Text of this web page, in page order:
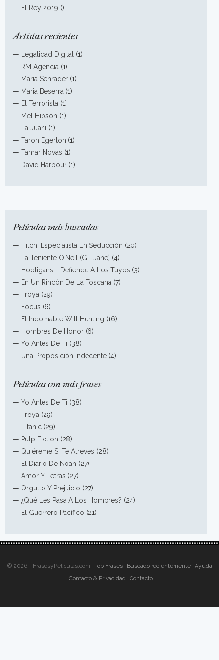
— El Rey 2019 ()
Artistas recientes
— Legalidad Digital
(1)
— RM Agencia (1)
— Maria Schrader (1)
— Maria Beserra (1)
— El Terrorista (1)
— Mel Hibson (1)
—
La Juani (1)
—Taron Egerton (1)
—Tamar Novas (1)
— David Harbour (1)
Películas más buscadas
— Hitch: Especialista En Seducción (20)
—
La Teniente O'Neil (G.I. Jane) (4)
— Hooligans - Defiende A Los Tuyos (3)
— En Un Rincón De La Toscana (7)
—Troya (29)
— Focus (6)
— El Indomable Will Hunting (16)
— Hombres De Honor (6)
—Yo Antes De Ti (38)
— Una Proposición Indecente (4)
Películas con más frases
—Yo Antes De Ti (38)
—Troya (29)
—Titanic (29)
— Pulp Fiction (28)
— Quiéreme Si Te Atreves (28)
— El Diario De Noah (27)
—Amor Y Letras (27)
— Orgullo Y Prejuicio (27)
—¿Qué Les Pasa A Los Hombres? (24)
— El Guerrero Pacífico (21)
© 2026 - FrasesyPeliculas.com Top Frases Buscado recientemente
Ayuda
Contacto & Privacidad
Contacto